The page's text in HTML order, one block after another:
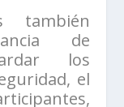
también
de
los
el